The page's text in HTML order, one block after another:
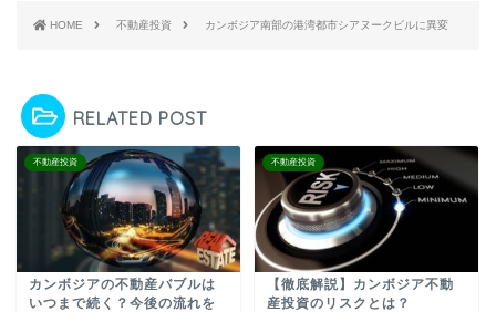
HOME 不動産投資 カンボジア南部の港湾都市シアヌークビルに異変
RELATED POST
不動産投資
カンボジアの不動産バブルは
いつまで続く？今後の流れを
不動産投資
【徹底解説】カンボジア不動
産投資のリスクとは？